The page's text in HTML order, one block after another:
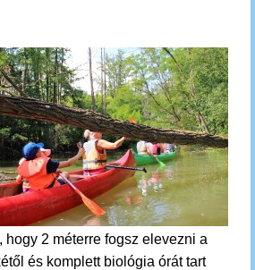
hogy 2 méterre fogsz elevezni a
és komplett biológia órát tart